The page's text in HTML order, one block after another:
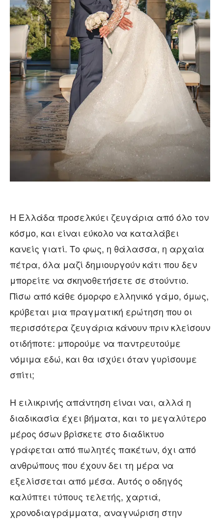
Η Ελλάδα προσελκύει ζευγάρια από όλο τον
κόσμο, και είναι εύκολο να καταλάβει
κανείς γιατί. Το φως, η θάλασσα, η αρχαία
πέτρα, όλα μαζί δημιουργούν κάτι που δεν
μπορείτε να σκηνοθετήσετε σε στούντιο.
Πίσω από κάθε όμορφο ελληνικό γάμο, όμως,
κρύβεται μια πραγματική ερώτηση που οι
περισσότερα ζευγάρια κάνουν πριν κλείσουν
οτιδήποτε: μπορούμε να παντρευτούμε
νόμιμα εδώ, και θα ισχύει όταν γυρίσουμε
σπίτι;
Η ειλικρινής απάντηση είναι ναι, αλλά η
διαδικασία έχει βήματα, και το μεγαλύτερο
μέρος όσων βρίσκετε στο διαδίκτυο
γράφεται από πωλητές πακέτων, όχι από
ανθρώπους που έχουν δει τη μέρα να
εξελίσσεται από μέσα. Αυτός ο οδηγός
καλύπτει τύπους τελετής, χαρτιά,
χρονοδιαγράμματα, αναγνώριση στην